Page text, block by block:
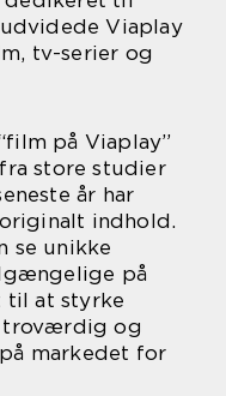
Viaplay
tv-serier og
på Viaplay”
store studier
år har
indhold.
se unikke
på
til at styrke
troværdig og
markedet for